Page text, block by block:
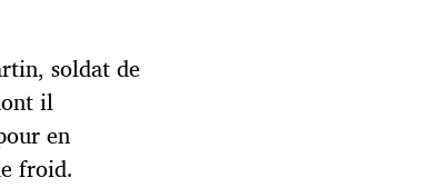
soldat de
il
en
froid.